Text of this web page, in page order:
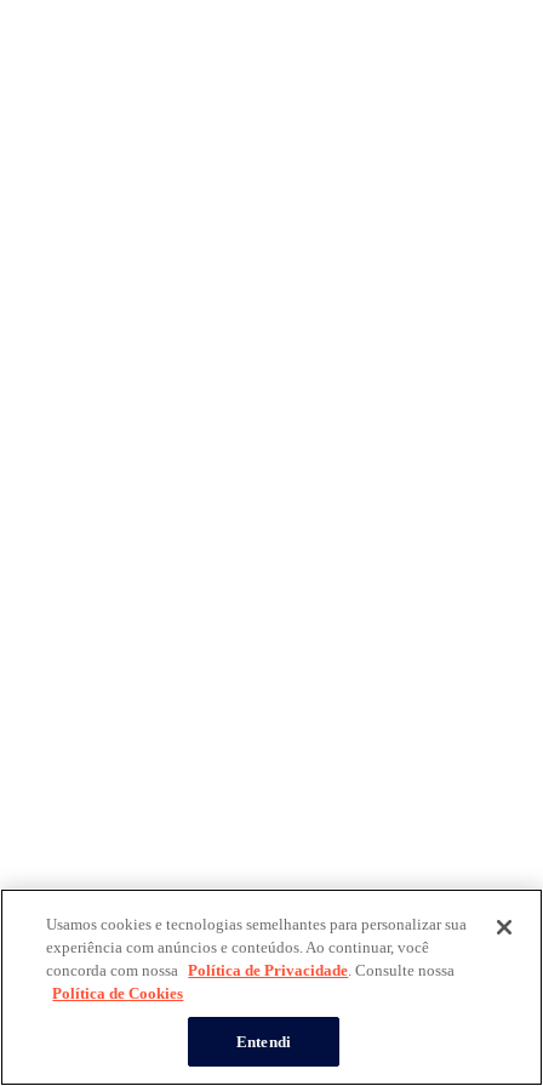
Usamos cookies e tecnologias semelhantes para personalizar sua
experiência com anúncios e conteúdos. Ao continuar, você
concorda com nossa Política de Privacidade. Consulte nossa
Política de Cookies
Entendi